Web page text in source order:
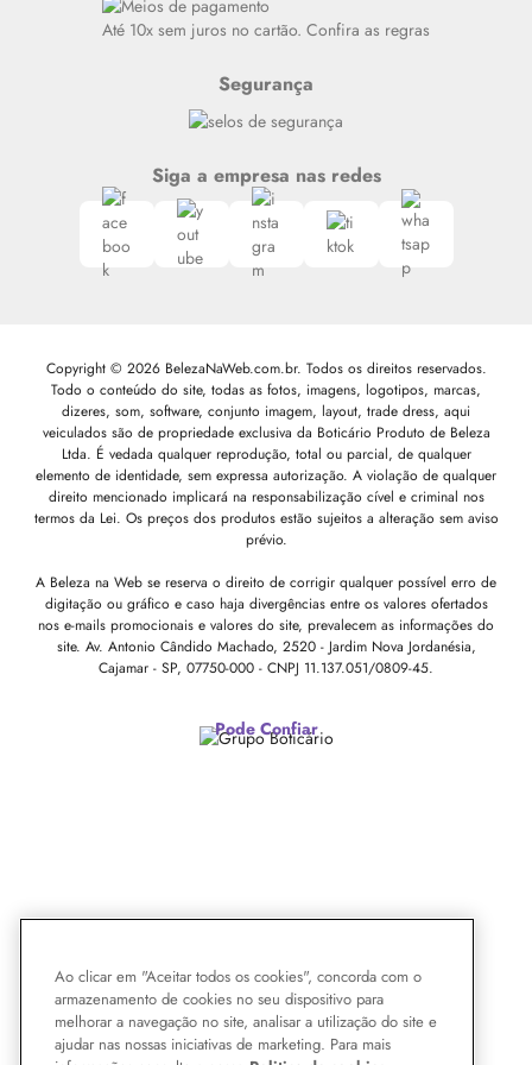
Siga nosso canal no Whatsapp
Até 10x sem juros no cartão. Confira as regras
Segurança
Siga a empresa nas redes
Copyright © 2026 BelezaNaWeb.com.br. Todos os direitos reservados.
Todo o conteúdo do site, todas as fotos, imagens, logotipos, marcas,
dizeres, som, software, conjunto imagem, layout, trade dress, aqui
veiculados são de propriedade exclusiva da Boticário Produto de Beleza
Ltda. É vedada qualquer reprodução, total ou parcial, de qualquer
elemento de identidade, sem expressa autorização. A violação de qualquer
direito mencionado implicará na responsabilização cível e criminal nos
termos da Lei. Os preços dos produtos estão sujeitos a alteração sem aviso
prévio.
A Beleza na Web se reserva o direito de corrigir qualquer possível erro de
digitação ou gráfico e caso haja divergências entre os valores ofertados
nos e-mails promocionais e valores do site, prevalecem as informações do
site. Av. Antonio Cândido Machado, 2520 - Jardim Nova Jordanésia,
Cajamar - SP, 07750-000 - CNPJ 11.137.051/0809-45.
Pode Confiar
Ao clicar em "Aceitar todos os cookies", concorda com o
armazenamento de cookies no seu dispositivo para
melhorar a navegação no site, analisar a utilização do site e
ajudar nas nossas iniciativas de marketing. Para mais